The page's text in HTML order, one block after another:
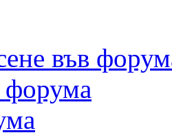
във
форума